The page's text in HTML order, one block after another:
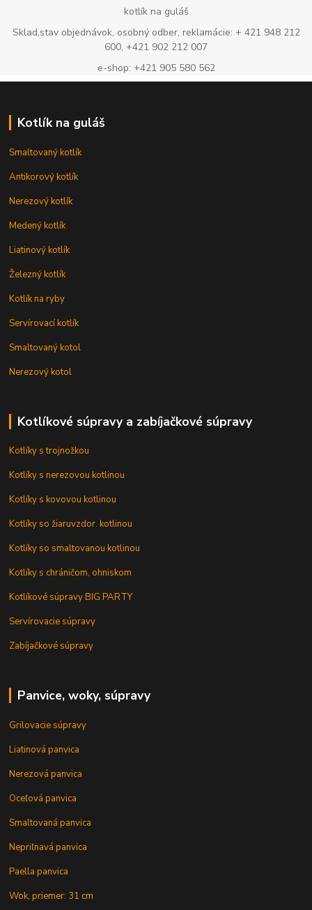
kotlík na guláš
Sklad,stav objednávok, osobný odber, reklamácie: + 421 948 212
600, +421 902 212 007
e-shop: +421 905 580 562
Kotlík na guláš
Smaltovaný kotlík
Antikorový kotlík
Nerezový kotlík
Medený kotlík
Liatinový kotlík
Železný kotlík
Kotlík na ryby
Servírovací kotlík
Smaltovaný kotol
Nerezový kotol
Kotlíkové súpravy a zabíjačkové súpravy
Kotlíky s trojnožkou
Kotlíky s nerezovou kotlinou
Kotlíky s kovovou kotlinou
Kotlíky so žiaruvzdor. kotlinou
Kotlíky so smaltovanou kotlinou
Kotlíky s chráničom, ohniskom
Kotlíkové súpravy BIG PARTY
Servírovacie súpravy
Zabíjačkové súpravy
Panvice, woky, súpravy
Grilovacie súpravy
Liatinová panvica
Nerezová panvica
Oceľová panvica
Smaltovaná panvica
Nepriľnavá panvica
Paella panvica
Wok, priemer: 31 cm